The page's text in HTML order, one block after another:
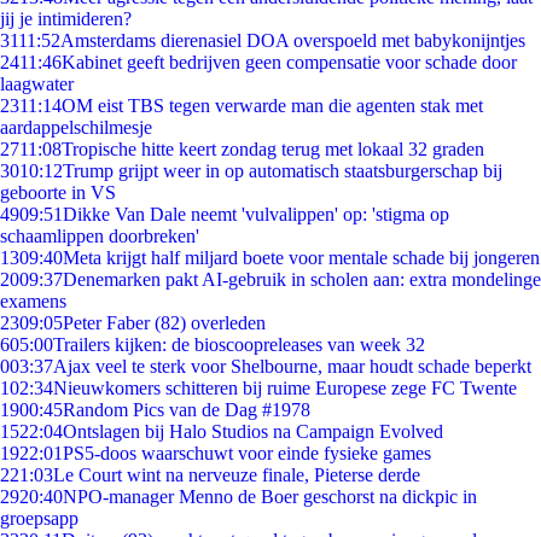
jij je intimideren?
3111:52Amsterdams dierenasiel DOA overspoeld met babykonijntjes
2411:46Kabinet geeft bedrijven geen compensatie voor schade door
laagwater
2311:14OM eist TBS tegen verwarde man die agenten stak met
aardappelschilmesje
2711:08Tropische hitte keert zondag terug met lokaal 32 graden
3010:12Trump grijpt weer in op automatisch staatsburgerschap bij
geboorte in VS
4909:51Dikke Van Dale neemt 'vulvalippen' op: 'stigma op
schaamlippen doorbreken'
1309:40Meta krijgt half miljard boete voor mentale schade bij jongeren
2009:37Denemarken pakt AI-gebruik in scholen aan: extra mondelinge
examens
2309:05Peter Faber (82) overleden
605:00Trailers kijken: de bioscoopreleases van week 32
003:37Ajax veel te sterk voor Shelbourne, maar houdt schade beperkt
102:34Nieuwkomers schitteren bij ruime Europese zege FC Twente
1900:45Random Pics van de Dag #1978
1522:04Ontslagen bij Halo Studios na Campaign Evolved
1922:01PS5-doos waarschuwt voor einde fysieke games
221:03Le Court wint na nerveuze finale, Pieterse derde
2920:40NPO-manager Menno de Boer geschorst na dickpic in
groepsapp